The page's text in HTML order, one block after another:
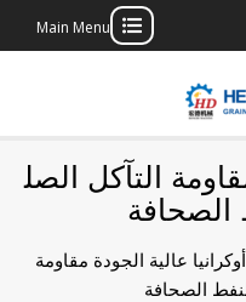
Main Menu
مصنع إنتاج
النباتية
بك
التآكل الصل
أوكرانيا عالية الجودة مقاومة
الصحافة